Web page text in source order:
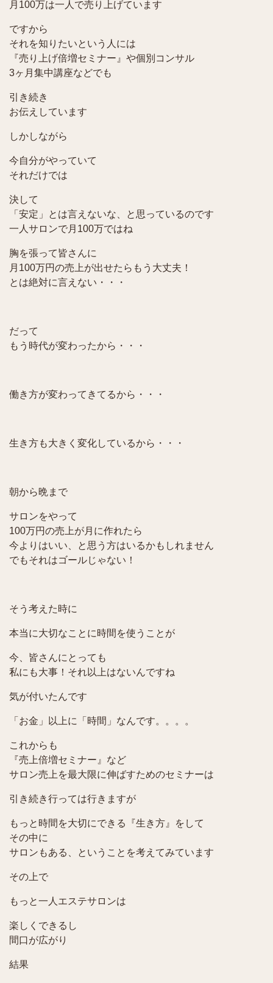
月100万は一人で売り上げています
ですから
それを知りたいという人には
『売り上げ倍増セミナー』や個別コンサル
3ヶ月集中講座などでも
引き続き
お伝えしています
しかしながら
今自分がやっていて
それだけでは
決して
「安定」とは言えないな、と思っているのです
一人サロンで月100万ではね
胸を張って皆さんに
月100万円の売上が出せたらもう大丈夫！
とは絶対に言えない・・・
だって
もう時代が変わったから・・・
働き方が変わってきてるから・・・
生き方も大きく変化しているから・・・
朝から晩まで
サロンをやって
100万円の売上が月に作れたら
今よりはいい、と思う方はいるかもしれません
でもそれはゴールじゃない！
そう考えた時に
本当に大切なことに時間を使うことが
今、皆さんにとっても
私にも大事！それ以上はないんですね
気が付いたんです
「お金」以上に「時間」なんです。。。。
これからも
『売上倍増セミナー』など
サロン売上を最大限に伸ばすためのセミナーは
引き続き行っては行きますが
もっと時間を大切にできる『生き方』をして
その中に
サロンもある、ということを考えてみています
その上で
もっと一人エステサロンは
楽しくできるし
間口が広がり
結果